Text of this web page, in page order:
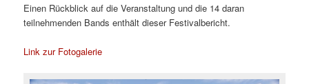
Einen Rückblick auf die Veranstaltung und die 14 daran
teilnehmenden Bands enthält dieser Festivalbericht.
Link zur Fotogalerie